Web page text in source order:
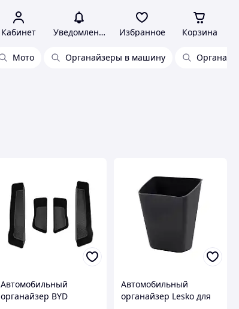
Кабинет Уведомления Избранное Корзина
Мото Органайзеры в машину
Автомобильный
органайзер BYD
Автомобильный
органайзер Lesko для